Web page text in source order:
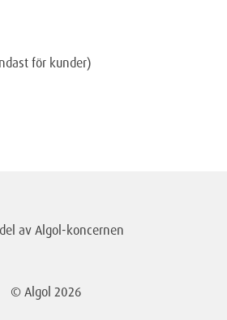
för kunder)
av Algol-koncernen
© Algol 2026